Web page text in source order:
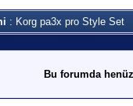
: Korg pa3x pro Style Set
Bu forumda